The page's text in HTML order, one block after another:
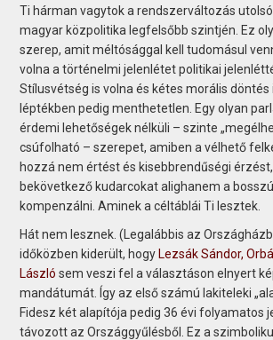
Ti hárman vagytok a rendszerváltozás
magyar közpolitika legfelsőbb szintjén. Ez
szerep, amit méltósággal kell tudomásul
volna a történelmi jelenlétet politikai
Stílusvétség is volna és kétes morális
léptékben pedig menthetetlen. Egy olyan
érdemi lehetőségek nélküli – szinte
csúfolható – szerepet, amiben a vélhető
hozzá nem értést és kisebbrendűségi
bekövetkező kudarcokat alighanem a
kompenzálni. Aminek a céltáblái Ti lesztek.
Hát nem lesznek. (Legalábbis az
időközben kiderült, hogy Lezsák Sándor,
Lászlósem veszi fel a választáson elnyert
mandátumát. Így az első számú lakiteleki
Fidesz két alapítója pedig 36 évi folyamatos
távozott az Országgyűlésből. Ez a